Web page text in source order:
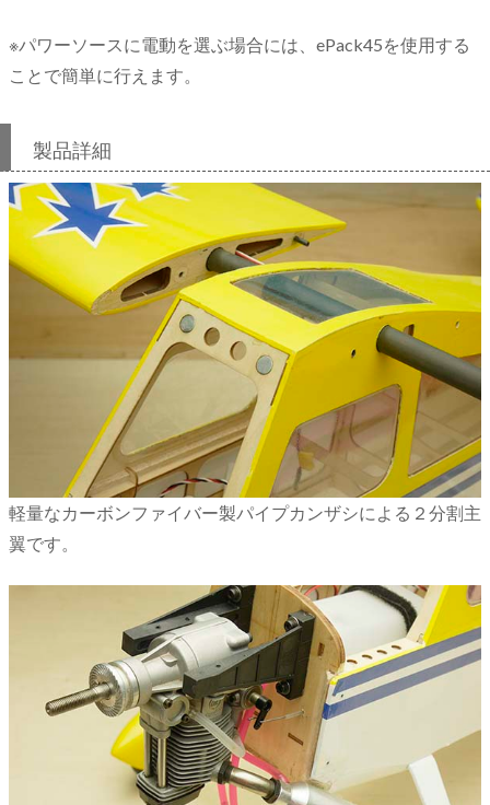
※パワーソースに電動を選ぶ場合には、ePack45を使用する
ことで簡単に行えます。
製品詳細
軽量なカーボンファイバー製パイプカンザシによる２分割主
翼です。